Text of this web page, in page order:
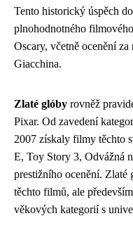
Tento historický úspěch
plnohodnotného
Oscary, včetně ocenění
Giacchina.
Zlaté glóby rovněž
Pixar. Od zavedení
2007 získaly filmy těchto
E, Toy Story 3, Odvážná
prestižního ocenění. Zlaté
těchto filmů, ale
věkových kategorií s